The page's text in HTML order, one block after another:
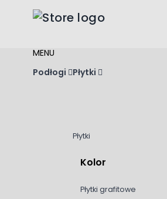
MENU
Podłogi
Płytki
Płytki
Kolor
Płytki grafitowe